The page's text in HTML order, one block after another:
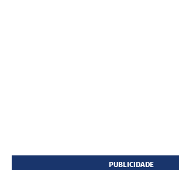
PUBLICIDADE